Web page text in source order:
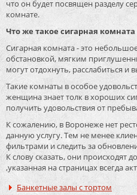
что он будет посвящен разделу
комнате.
Что же такое сигарная
Сигарная комната - это
обстановкой, мягким
могут отдохнуть, расслабиться и
Такие комнаты в особое
женщина знает толк в хороших
получить удовольствия от
К сожалению, в Воронеже нет
данную услугу. Тем не менее
фильтрами и следить за
К слову сказать, они происходят
,указанная на страницах всегда
Банкетные залы с тортом